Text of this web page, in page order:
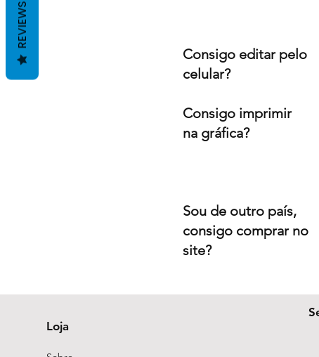
Consigo editar pelo
celular?
Consigo imprimir
na gráfica?
Sou de outro país,
consigo comprar no
site?
Loja
REVIEWS